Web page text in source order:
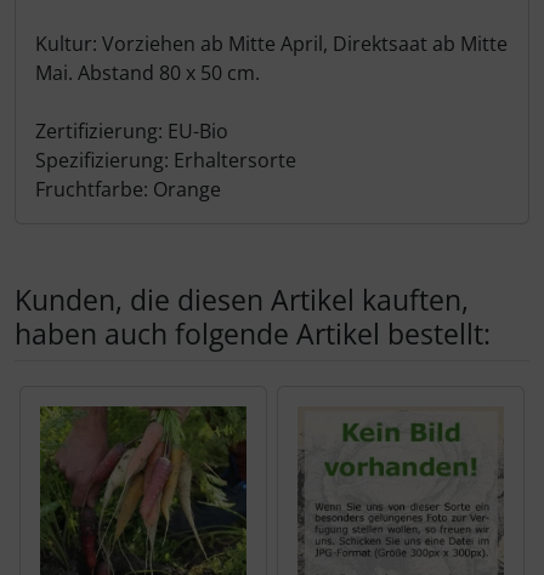
Kultur: Vorziehen ab Mitte April, Direktsaat ab Mitte
Mai. Abstand 80 x 50 cm.
Zertifizierung: EU-Bio
Spezifizierung: Erhaltersorte
Fruchtfarbe: Orange
Kunden, die diesen Artikel kauften,
haben auch folgende Artikel bestellt: